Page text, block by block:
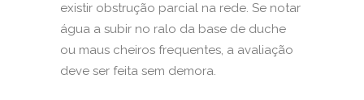
existir obstrução parcial na rede. Se notar
água a subir no ralo da base de duche
ou maus cheiros frequentes, a avaliação
deve ser feita sem demora.